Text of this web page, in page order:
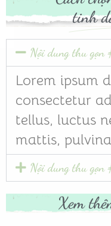
tinh
Nội dung thu gọn
Lorem ipsum
consectetur
tellus, luctus
mattis,
Nội dung thu gọn
Xem